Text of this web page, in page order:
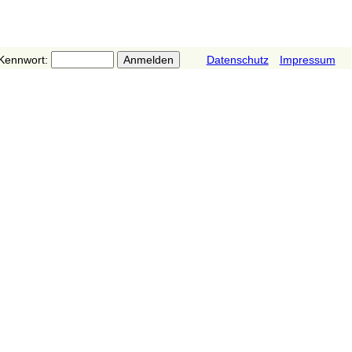
Datenschutz Impressum